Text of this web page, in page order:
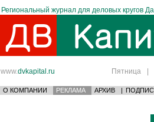
Региональный журнал для деловых кругов
www.dvkapital.ru Пятница |
О КОМПАНИИ РЕКЛАМА АРХИВ |